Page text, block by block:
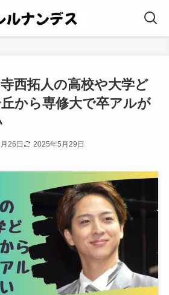
寺西拓人の高校や大学ど
から専修大で卒アルが
26日 2025年5月29日